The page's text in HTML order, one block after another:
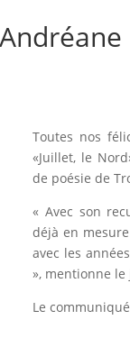
Toutes nos
«Juillet, le
de poésie de
« Avec son
déjà en
avec les
», mentionne le
Le